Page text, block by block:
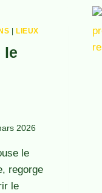
|LIEUX
le
2026
le
regorge
le